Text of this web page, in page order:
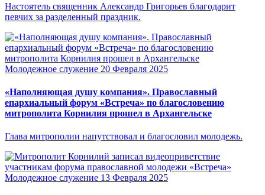
Настоятель священник Александр Григорьев благодарит
певчих за разделенный праздник.
Молодежное служение 20 Февраля 2025
«Наполняющая душу компания». Православный
епархиальный форум «Встреча» по благословению
митрополита Корнилия прошел в Архангельске
Глава митрополии напутствовал и благословил молодежь.
Молодежное служение 13 Февраля 2025